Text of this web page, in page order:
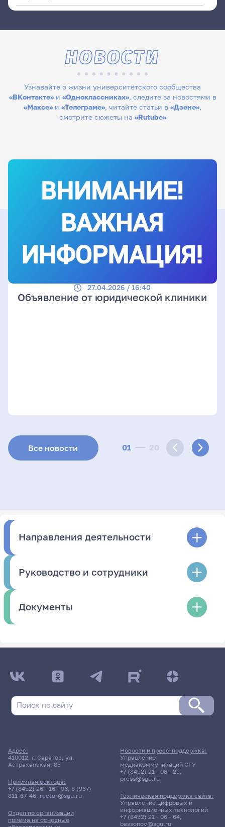
Узнавайте о жизни университетского сообщества
«ВКонтакте»и «Одноклассниках», следите за новостями в
«Максе» и «Телеграме», читайте статьи в «Дзене»,
смотрите сюжеты на «Rutube»
НОВОСТИ
01 20
27.04.2026 / 16:40
Объявление от юридической клиники
Все новости
Направления деятельности
Руководство и сотрудники
Документы
Адрес:
410012, г. Саратов, ул.
Астраханская, 83
Приёмная ректора:
+7 (8452) 26 - 16 - 96, 8 (937)
811-67-46, rector@sgu.ru
Отдел по организации
приёма на основные
Новости и пресс-поддержка:
Управление
медиакоммуникаций СГУ
+7 (8452) 21 - 06 - 25,
press@sgu.ru
Техническая поддержка сайта:
Управление цифровых и
информационных технологий
+7 (8452) 21 - 06 - 64,
bessonov@sgu.ru